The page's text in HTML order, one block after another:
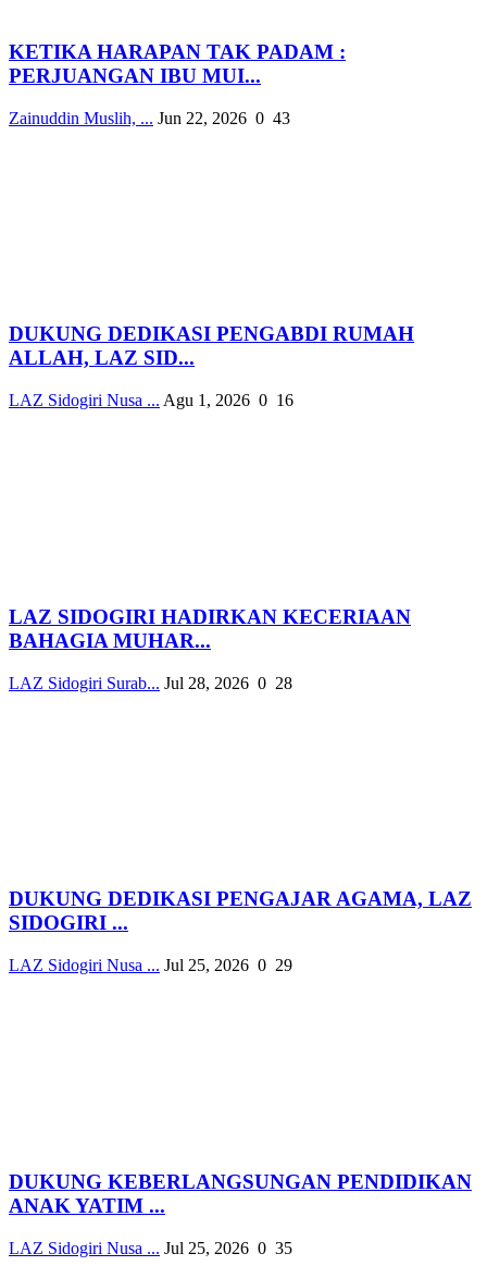
KETIKA HARAPAN TAK PADAM :
PERJUANGAN IBU MUI...
Zainuddin Muslih, ... Jun 22, 2026 0 43
DUKUNG DEDIKASI PENGABDI RUMAH
ALLAH, LAZ SID...
LAZ Sidogiri Nusa ... Agu 1, 2026 0 16
LAZ SIDOGIRI HADIRKAN KECERIAAN
BAHAGIA MUHAR...
LAZ Sidogiri Surab... Jul 28, 2026 0 28
DUKUNG DEDIKASI PENGAJAR AGAMA, LAZ
SIDOGIRI ...
LAZ Sidogiri Nusa ... Jul 25, 2026 0 29
DUKUNG KEBERLANGSUNGAN PENDIDIKAN
ANAK YATIM ...
LAZ Sidogiri Nusa ... Jul 25, 2026 0 35